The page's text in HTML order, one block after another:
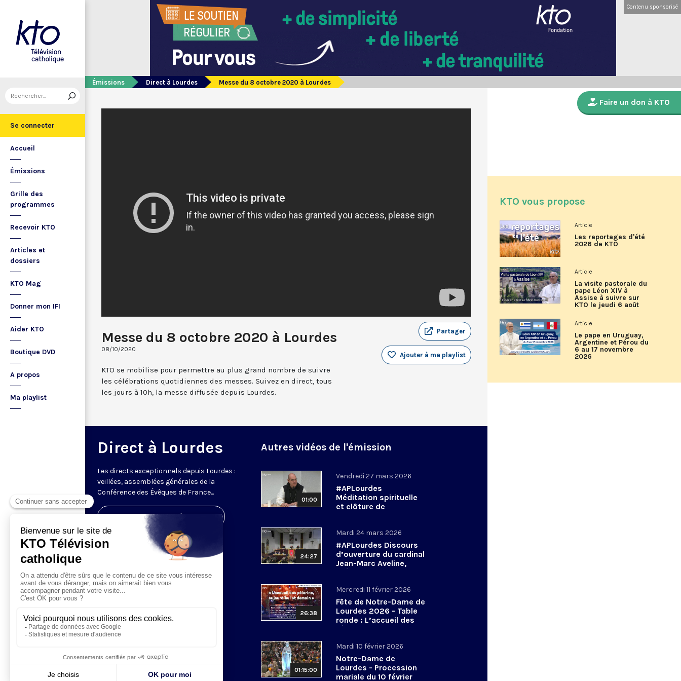
Se connecter
Accueil
Émissions
Grille des
programmes
Recevoir KTO
Articles et
dossiers
KTO Mag
Donner mon IFI
Aider KTO
Boutique DVD
A propos
Ma playlist
Contenu sponsorisé
Émissions Direct à Lourdes Messe du 8 octobre 2020 à Lourdes
Messe du 8 octobre 2020 à Lourdes
08/10/2020
Partager
Ajouter à ma playlist
KTO se mobilise pour permettre au plus grand nombre de suivre
les célébrations quotidiennes des messes. Suivez en direct, tous
les jours à 10h, la messe diffusée depuis Lourdes.
Direct à Lourdes
Les directs exceptionnels depuis Lourdes :
veillées, assemblées générales de la
Conférence des Évêques de France...
Visiter la page de l'émission
Autres vidéos de l'émission
01:00
Vendredi 27 mars 2026
#APLourdes
Méditation spirituelle
et clôture de
l’Assemblée des
mars 2026
24:27
Mardi 24 mars 2026
#APLourdes Discours
d’ouverture du cardinal
Jean-Marc Aveline,
président de la CEF -
26:38
Mercredi 11 février 2026
Fête de Notre-Dame de
Lourdes 2026 - Table
ronde : L’accueil des
pèlerins, aujourd’hui et
01:15:00
Mardi 10 février 2026
Notre-Dame de
Lourdes - Procession
mariale du 10 février
Faire un don à KTO
KTO vous propose
Article
Les reportages d'été
2026 de KTO
Article
La visite pastorale du
pape Léon XIV à
Assise à suivre sur
KTO le jeudi 6 août
Article
Le pape en Uruguay,
Argentine et Pérou du
6 au 17 novembre
2026